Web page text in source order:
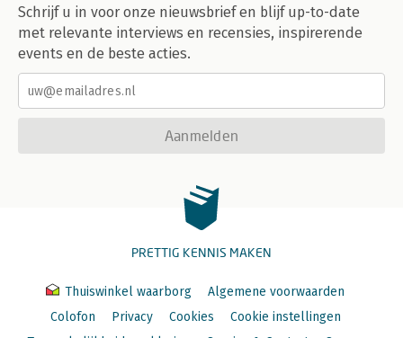
Schrijf u in voor onze nieuwsbrief en blijf up-to-date
met relevante interviews en recensies, inspirerende
events en de beste acties.
Aanmelden
PRETTIG KENNIS MAKEN
Thuiswinkel waarborg
Algemene voorwaarden
Colofon
Privacy Cookies
Cookie instellingen